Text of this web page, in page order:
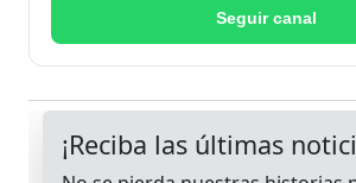
Seguir canal